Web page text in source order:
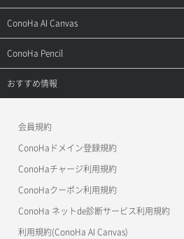
お問い合わせ
お乗り換えガイド
よくある質問
APIドキュメントVPS2.0
APIドキュメントVPS3.0
ご利用ガイド
APIドキュメントVPS2.0
APIドキュメントVPS3.0
サポートトップ
ご利用ガイド
ConoHa AI Canvas
サポートトップ
ご利用ガイド
ConoHa Pencil
サポートトップ
おすすめ情報
美雲このは徹底ガイド
会員規約
ConoHaドメイン登録規約
ConoHaチャージ利用規約
ConoHaクーポン利用規約
ConoHa ネットde診断サービス利用規約
利用規約(ConoHa AI Canvas)